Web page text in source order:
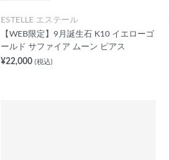
ESTELLE エステール
【WEB限定】9月誕生石 K10 イエローゴ
ールド サファイア ムーン ピアス
¥22,000 (税込)